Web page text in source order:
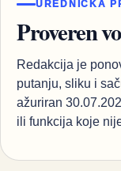
UREDNIČKA
Proveren
Redakcija je
putanju, sliku i
ažuriran
ili funkcija koje